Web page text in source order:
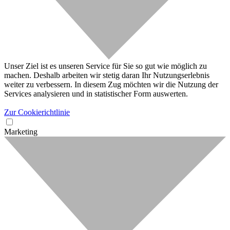
Unser Ziel ist es unseren Service für Sie so gut wie möglich zu
machen. Deshalb arbeiten wir stetig daran Ihr Nutzungserlebnis
weiter zu verbessern. In diesem Zug möchten wir die Nutzung der
Services analysieren und in statistischer Form auswerten.
Zur Cookierichtlinie
Marketing